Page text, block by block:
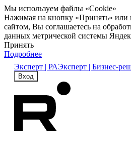
Мы используем файлы «Cookie»
Нажимая на кнопку «Принять» или
сайтом, Вы соглашаетесь на
данных метрической системы
Принять
Подробнее
Эксперт | РАЭксперт | Бизнес-
Вход